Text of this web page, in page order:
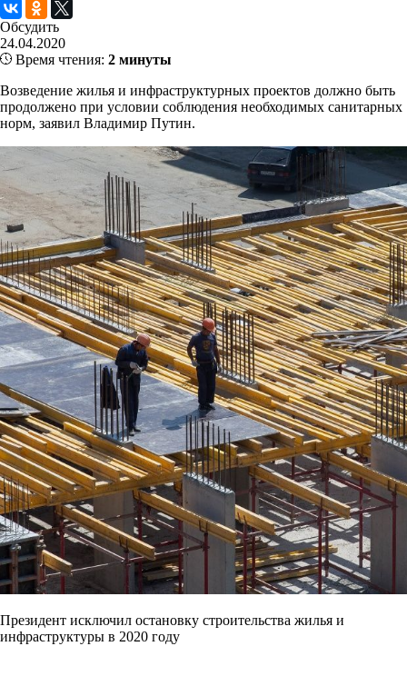
Обсудить
24.04.2020
Время чтения: 2 минуты
Возведение жилья и инфраструктурных проектов должно быть
продолжено при условии соблюдения необходимых санитарных
норм, заявил Владимир Путин.
Президент исключил остановку строительства жилья и
инфраструктуры в 2020 году